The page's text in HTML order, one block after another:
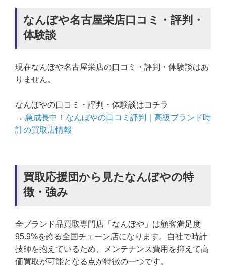
なんぼや名古屋栄店口コミ・評判・
体験談
現在なんぼや名古屋栄店の口コミ・評判・体験談はあ
りません。
なんぼやの口コミ・評判・体験談はコチラ
→ 急成長中！なんぼやの口コミ評判｜高級ブランド時
計の買取店情報
買取応援団から見たなんぼやの特
徴・強み
全ブランド品買取専門店「なんぼや」は顧客満足度
95.9%を誇る全国チェーン店になります。自社で時計
技師を抱えているため、メンテナンス費用を抑えて高
価買取が可能となる点が特徴の一つです。